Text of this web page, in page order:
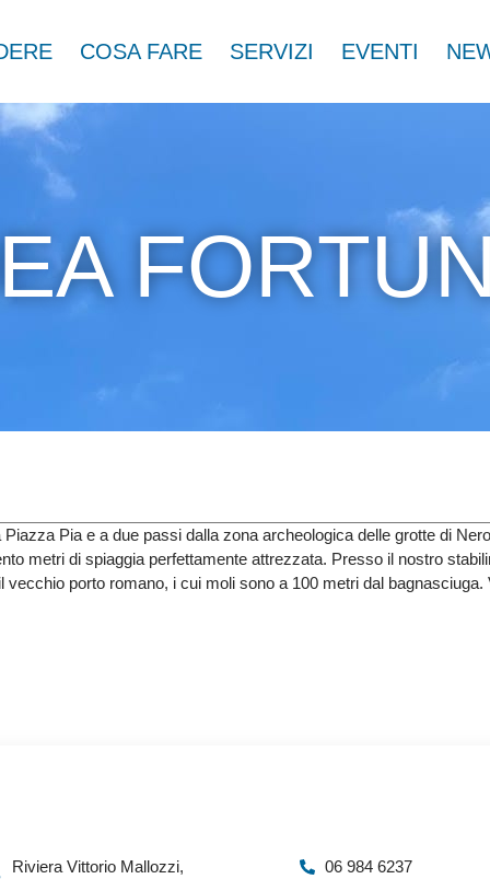
COSA FARE SERVIZI EVENTI
Pia e a due passi dalla zona archeologica delle grotte di
metri di spiaggia perfettamente attrezzata. Presso il nostro
porto romano, i cui moli sono a 100 metri dal
Riviera Vittorio Mallozzi,
06 984 6237